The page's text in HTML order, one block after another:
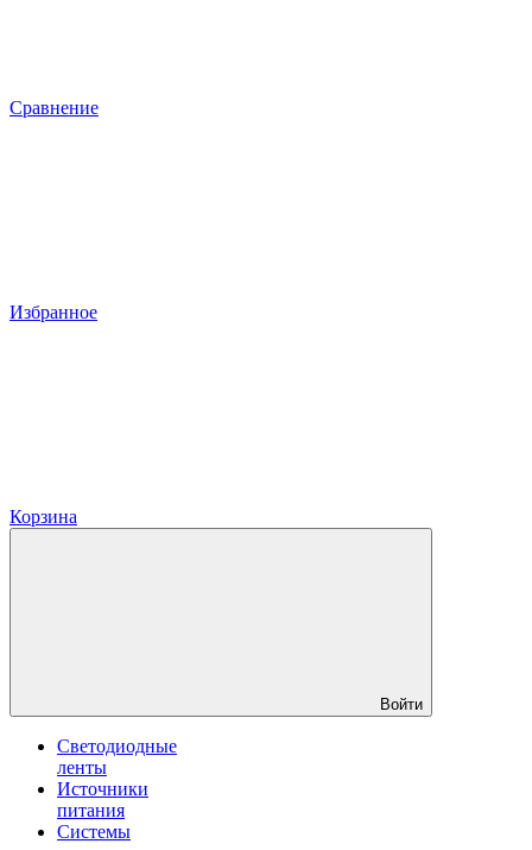
Сравнение
Избранное
Корзина
Войти
Светодиодные
ленты
Источники
питания
Системы